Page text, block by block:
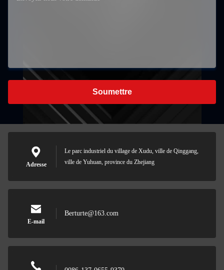
Soumettre
Adresse
Le parc industriel du village de Xudu, ville de Qinggang,
ville de Yuhuan, province du Zhejiang
E-mail
Berturte@163.com